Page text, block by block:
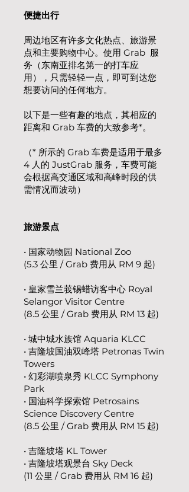
便捷出行
周边地区有许多文化热点、旅游景
点和主要购物中心。使用 Grab 服
务（东南亚排名第一的打车应
用），只需轻轻一点，即可到达您
想要访问的任何地方。
以下是一些有趣的地点，其相应的
距离和 Grab 车费的大致参考*。
（* 所示的 Grab 车费是适用于最多
4 人的 JustGrab 服务，车费可能
会根据高交通区域和高峰时段的供
需情况而波动）
旅游景点
• 国家动物园 National Zoo
(5.3 公里 / Grab 费用从 RM 9 起)
• 皇家雪兰莪锡蜡访客中心 Royal
Selangor Visitor Centre
(8.5 公里 / Grab 费用从 RM 13 起)
• 城中城水族馆 Aquaria KLCC
• 吉隆坡国油双峰塔 Petronas Twin
Towers
• 幻彩湖喷泉秀 KLCC Symphony
Park
• 国油科学探索馆 Petrosains
Science Discovery Centre
(8.5 公里 / Grab 费用从 RM 15 起)
• 吉隆坡塔 KL Tower
• 吉隆坡塔观景台 Sky Deck
(11 公里 / Grab 费用从 RM 16 起)